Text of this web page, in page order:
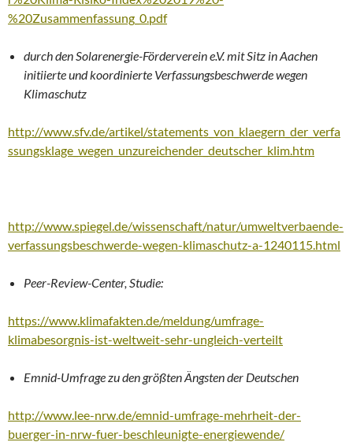
%20Zusammenfassung_0.pdf
durch den Solarenergie-Förderverein e.V. mit Sitz in Aachen
initiierte und koordinierte Verfassungsbeschwerde wegen
Klimaschutz
http://www.sfv.de/artikel/statements_von_klaegern_der_verfa
ssungsklage_wegen_unzureichender_deutscher_klim.htm
http://www.spiegel.de/wissenschaft/natur/umweltverbaende-
verfassungsbeschwerde-wegen-klimaschutz-a-1240115.html
Peer-Review-Center, Studie:
https://www.klimafakten.de/meldung/umfrage-
klimabesorgnis-ist-weltweit-sehr-ungleich-verteilt
Emnid-Umfrage zu den größten Ängsten der Deutschen
http://www.lee-nrw.de/emnid-umfrage-mehrheit-der-
buerger-in-nrw-fuer-beschleunigte-energiewende/